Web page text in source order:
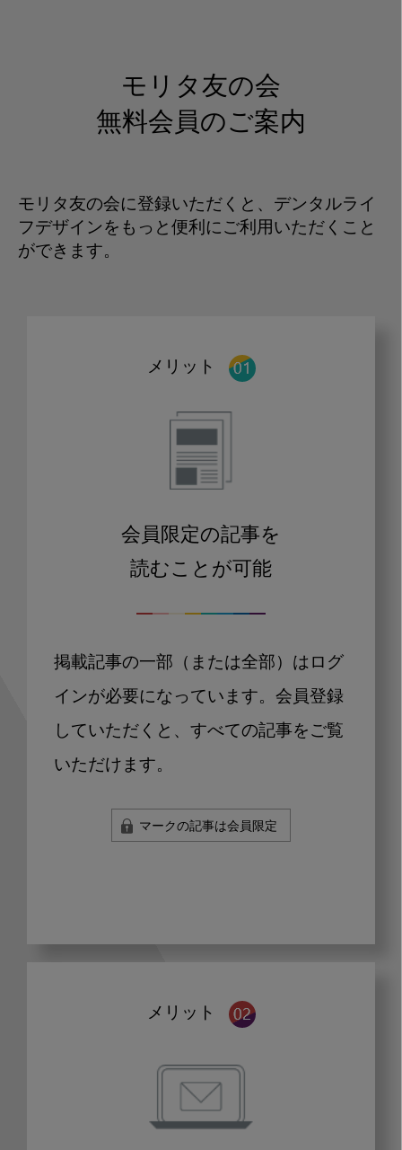
モリタ友の会
無料会員のご案内
モリタ友の会に登録いただくと、デンタルライ
フデザインをもっと便利にご利用いただくこと
ができます。
メリット
会員限定の記事を
読むことが可能
掲載記事の一部（または全部）はログ
インが必要になっています。会員登録
していただくと、すべての記事をご覧
いただけます。
マークの記事は会員限定
メリット